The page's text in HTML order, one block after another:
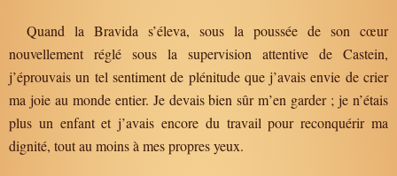
Quand la Bravida s’éleva, sous la poussée de son cœur
nouvellement réglé sous la supervision attentive de Castein,
j’éprouvais un tel sentiment de plénitude que j’avais envie de crier
ma joie au monde entier. Je devais bien sûr m’en garder ; je n’étais
plus un enfant et j’avais encore du travail pour reconquérir ma
dignité, tout au moins à mes propres yeux.